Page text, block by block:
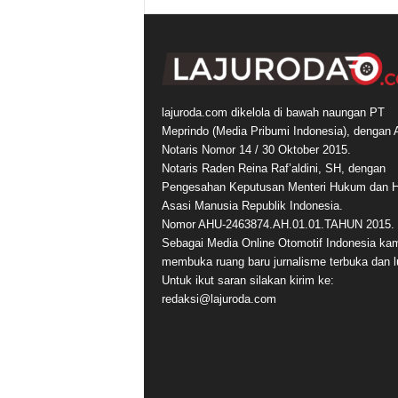
lajuroda.com dikelola di bawah naungan PT
Meprindo (Media Pribumi Indonesia), dengan
Notaris Nomor 14 / 30 Oktober 2015.
Notaris Raden Reina Raf’aldini, SH, dengan
Pengesahan Keputusan Menteri Hukum dan
Asasi Manusia Republik Indonesia.
Nomor AHU-2463874.AH.01.01.TAHUN 2015.
Sebagai Media Online Otomotif Indonesia
membuka ruang baru jurnalisme terbuka dan
Untuk ikut saran silakan kirim ke:
redaksi@lajuroda.com